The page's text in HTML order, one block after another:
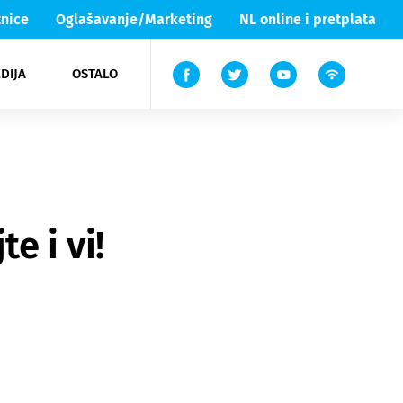
Oglašavanje/Marketing NL online i pretplata
OSTALO
Lika & Senj
TV
i vi!